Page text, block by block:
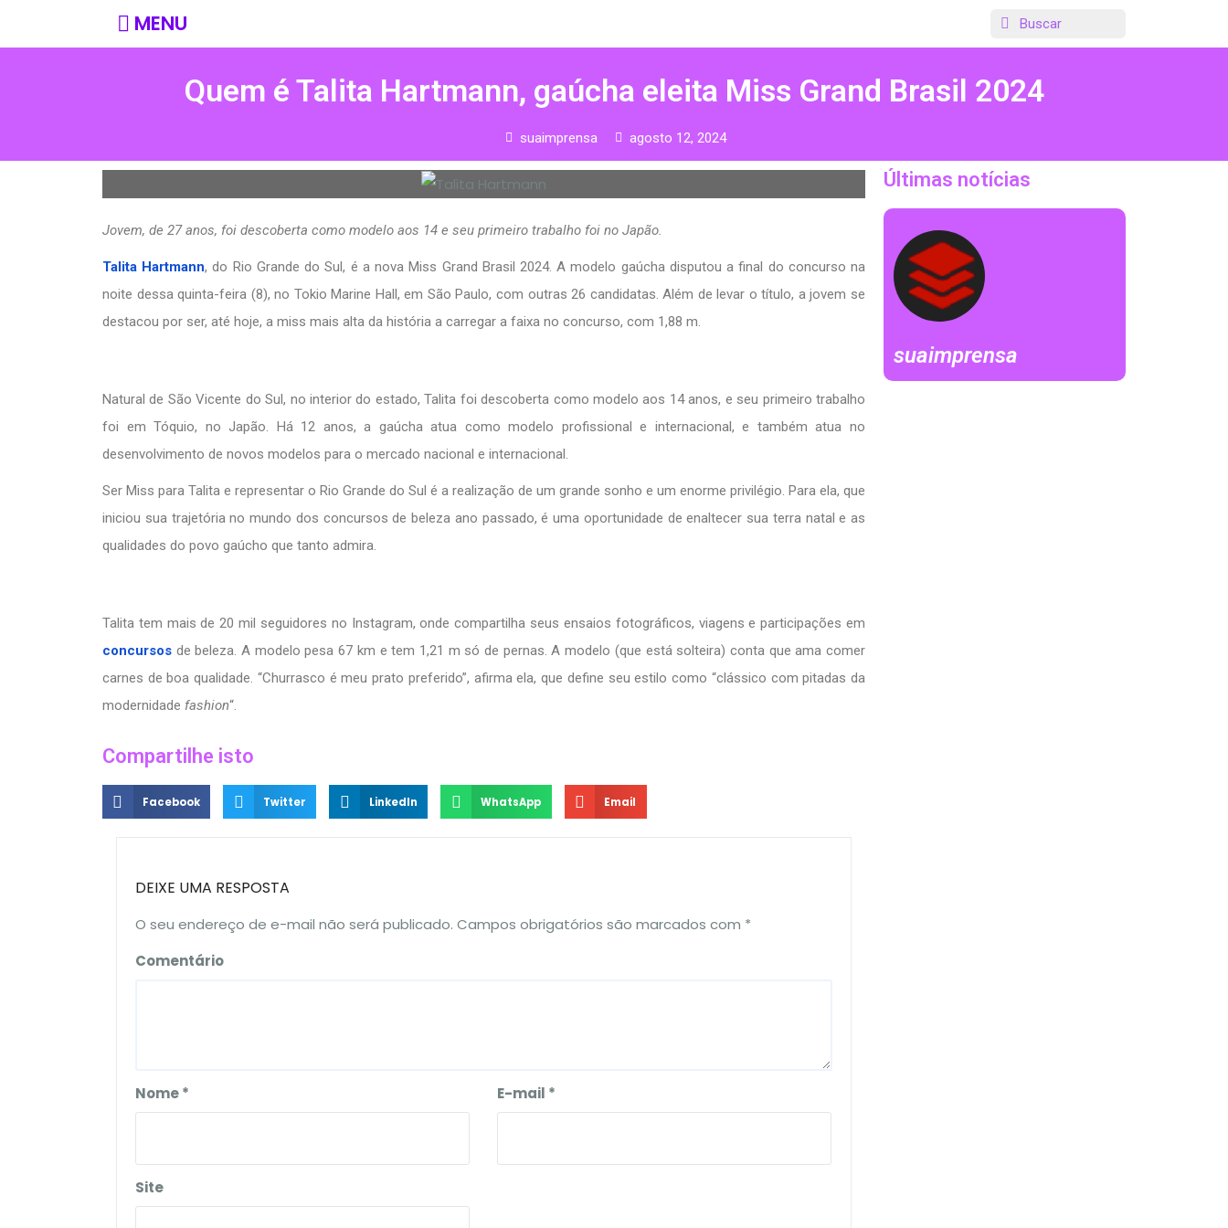
MENU
Quem é Talita Hartmann, gaúcha eleita Miss Grand Brasil 2024
suaimprensa agosto 12, 2024
Jovem, de 27 anos, foi descoberta como modelo aos 14 e seu primeiro trabalho foi no Japão.
Talita Hartmann, do Rio Grande do Sul, é a nova Miss Grand Brasil 2024. A modelo gaúcha disputou a final do concurso na
noite dessa quinta-feira (8), no Tokio Marine Hall, em São Paulo, com outras 26 candidatas. Além de levar o título, a jovem se
destacou por ser, até hoje, a miss mais alta da história a carregar a faixa no concurso, com 1,88 m.
Natural de São Vicente do Sul, no interior do estado, Talita foi descoberta como modelo aos 14 anos, e seu primeiro trabalho
foi em Tóquio, no Japão. Há 12 anos, a gaúcha atua como modelo profissional e internacional, e também atua no
desenvolvimento de novos modelos para o mercado nacional e internacional.
Ser Miss para Talita e representar o Rio Grande do Sul é a realização de um grande sonho e um enorme privilégio. Para ela, que
iniciou sua trajetória no mundo dos concursos de beleza ano passado, é uma oportunidade de enaltecer sua terra natal e as
qualidades do povo gaúcho que tanto admira.
Talita tem mais de 20 mil seguidores no Instagram, onde compartilha seus ensaios fotográficos, viagens e participações em
concursos de beleza. A modelo pesa 67 km e tem 1,21 m só de pernas. A modelo (que está solteira) conta que ama comer
carnes de boa qualidade. “Churrasco é meu prato preferido”, afirma ela, que define seu estilo como “clássico com pitadas da
modernidade fashion“.
Compartilhe isto
Facebook Twitter LinkedIn WhatsApp Email
DEIXE UMA RESPOSTA
O seu endereço de e-mail não será publicado. Campos obrigatórios são marcados com *
Comentário
Nome* E-mail *
Site
Últimas notícias
suaimprensa